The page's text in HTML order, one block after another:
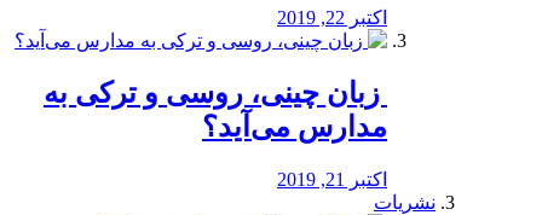
اکتبر 22, 2019
️ زبان چینی، روسی و ترکی به
مدارس می‌آید؟
اکتبر 21, 2019
نشریات